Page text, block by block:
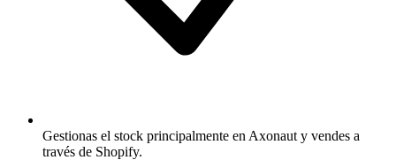
Gestionas el stock principalmente en Axonaut y vendes a
través de Shopify.